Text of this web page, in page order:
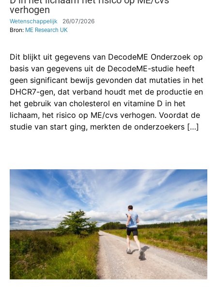
verhogen
Wetenschappelijk
26/07/2026
Bron: ME Research UK
Dit blijkt uit gegevens van DecodeME Onderzoek op
basis van gegevens uit de DecodeME-studie heeft
geen significant bewijs gevonden dat mutaties in het
DHCR7-gen, dat verband houdt met de productie en
het gebruik van cholesterol en vitamine D in het
lichaam, het risico op ME/cvs verhogen. Voordat de
studie van start ging, merkten de onderzoekers […]